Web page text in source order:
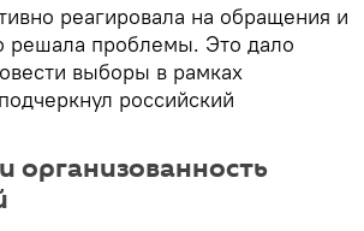
реагировала на обращения и
решала проблемы. Это дало
выборы в рамках
российский
организованность